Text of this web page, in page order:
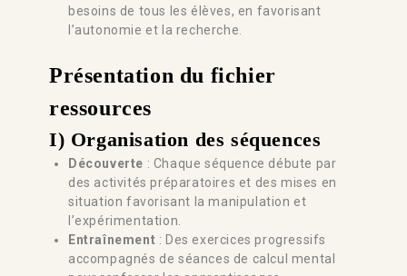
besoins de tous les élèves, en favorisant
l’autonomie et la recherche.
Présentation du fichier
ressources
I) Organisation des séquences
Découverte : Chaque séquence débute par
des activités préparatoires et des mises en
situation favorisant la manipulation et
l’expérimentation.
Entraînement : Des exercices progressifs
accompagnés de séances de calcul mental